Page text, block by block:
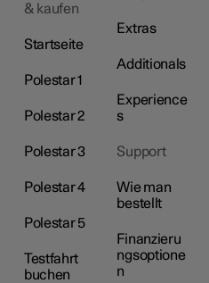
& kaufen
Startseite
Polestar 1
Polestar 2
Polestar 3
Polestar 4
Polestar 5
Testfahrt
buchen
Extras
Additionals
Experience
s
Support
Wie man
bestellt
Finanzieru
ngsoptione
n